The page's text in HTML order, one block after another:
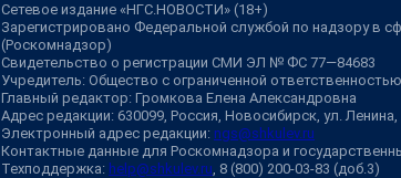
Сетевое издание «НГС.НОВОСТИ» (18+)
Зарегистрировано Федеральной службой по надзору в
(Роскомнадзор)
Свидетельство о регистрации СМИ ЭЛ № ФС 77—84683
Учредитель: Общество с ограниченной
Главный редактор: Громкова Елена Александровна
Адрес редакции: 630099, Россия, Новосибирск, ул.
Электронный адрес редакции: ngs@shkulev.ru
Контактные данные для Роскомнадзора и
Техподдержка: help@shkulev.ru, 8 (800) 200-03-83 (доб.3)